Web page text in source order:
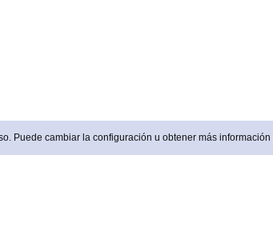
Puede cambiar la configuración u obtener más información